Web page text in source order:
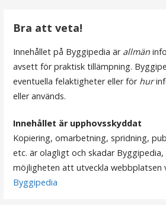
Bra att veta!
Innehållet på Byggipedia är allmän
avsett för praktisk tillämpning.
eventuella felaktigheter eller för hur
eller används.
Innehållet är upphovsskyddat
Kopiering, omarbetning, spridning,
etc. är olagligt och skadar
möjligheten att utveckla webbplatsen
Byggipedia